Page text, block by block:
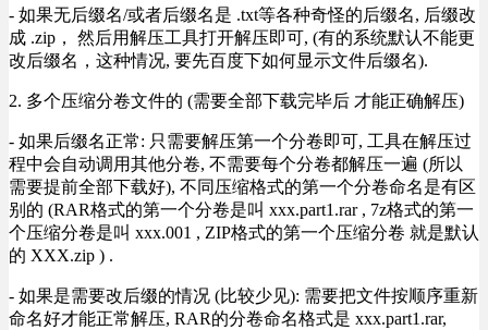
- 如果无后缀名/或者后缀名是 .txt等各种奇怪的后缀名, 后缀改
成 .zip， 然后用解压工具打开解压即可, (有的系统默认不能更
改后缀名，这种情况, 要先百度下如何显示文件后缀名).
2. 多个压缩分卷文件的 (需要全部下载完毕后 才能正确解压)
- 如果后缀名正常: 只需要解压第一个分卷即可, 工具在解压过
程中会自动调用其他分卷, 不需要每个分卷都解压一遍 (所以
需要提前全部下载好), 不同压缩格式的第一个分卷命名是有区
别的 (RAR格式的第一个分卷是叫 xxx.part1.rar , 7z格式的第一
个压缩分卷是叫 xxx.001 , ZIP格式的第一个压缩分卷 就是默认
的 XXX.zip ) .
- 如果是需要改后缀的情况 (比较少见): 需要把文件按顺序重新
命名好才能正常解压, RAR的分卷命名格式是 xxx.part1.rar,